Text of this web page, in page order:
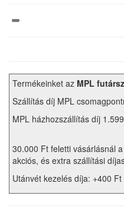
Termékeinket az MPL
Szállítás díj MPL
MPL házhozszállítás díj
30.000 Ft feletti vásárlásnál
akciós, és extra szállítási
Utánvét kezelés díja: +400 Ft